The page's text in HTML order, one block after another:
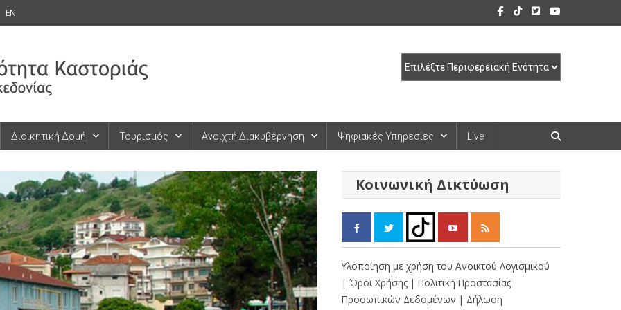
EN
Διοικητική Δομή Τουρισμός Ανοιχτή Διακυβέρνηση Ψηφιακές Υπηρεσίες Live
Κοινωνική Δικτύωση
Υλοποίηση με χρήση του Ανοικτού Λογισμικού
| Όροι Χρήσης | Πολιτική Προστασίας
Προσωπικών Δεδομένων | Δήλωση